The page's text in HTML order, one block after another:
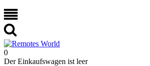
0
Der Einkaufswagen ist leer